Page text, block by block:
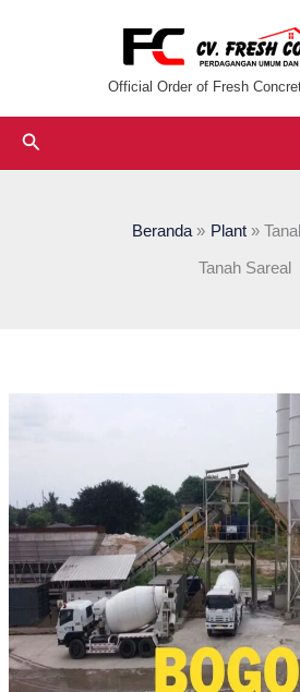
Official Order of Fresh
Cari
Beranda Plant
Tanah Sareal